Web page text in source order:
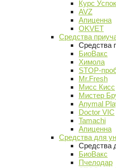
Курс
AVZ
Апиценна
OKVET
Средства
Средства
БиоВакс
Химола
STOP-
Mr.Fresh
Мисс Кисс
Мистер
Anymal
Doctor VIC
Tamachi
Апиценна
Средства для
Средства
БиоВакс
Пчелодар